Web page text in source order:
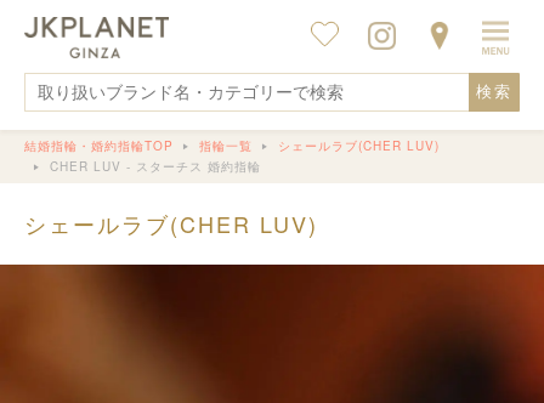
検索
結婚指輪・婚約指輪TOP 指輪一覧
シェールラブ(CHER LUV)
CHER LUV - スターチス 婚約指輪
シェールラブ(CHER LUV)